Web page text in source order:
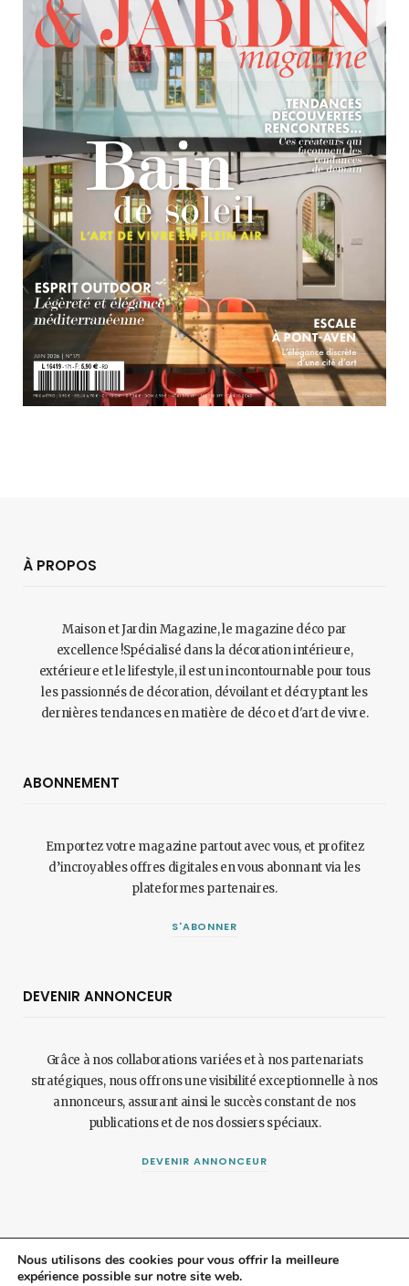
À PROPOS
Maison et Jardin Magazine, le magazine déco par
excellence !Spécialisé dans la décoration intérieure,
extérieure et le lifestyle, il est un incontournable pour tous
les passionnés de décoration, dévoilant et décryptant les
dernières tendances en matière de déco et d'art de vivre.
ABONNEMENT
Emportez votre magazine partout avec vous, et profitez
d’incroyables offres digitales en vous abonnant via les
plateformes partenaires.
S'ABONNER
DEVENIR ANNONCEUR
Grâce à nos collaborations variées et à nos partenariats
stratégiques, nous offrons une visibilité exceptionnelle à nos
annonceurs, assurant ainsi le succès constant de nos
publications et de nos dossiers spéciaux.
DEVENIR ANNONCEUR
Nous utilisons des cookies pour vous offrir la meilleure
expérience possible sur notre site web.